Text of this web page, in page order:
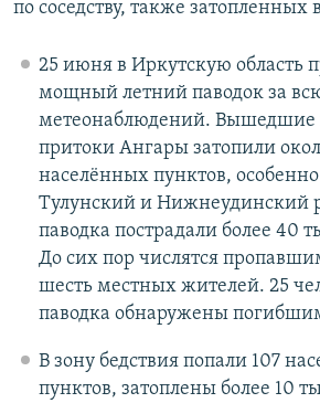
по соседству, также затопленных
25 июня в Иркутскую область
мощный летний паводок за
метеонаблюдений. Вышедшие
притоки Ангары затопили
населённых пунктов,
Тулунский и Нижнеудинский
паводка пострадали более 40
До сих пор числятся
шесть местных жителей. 25
паводка обнаружены
В зону бедствия попали 107
пунктов, затоплены более 10